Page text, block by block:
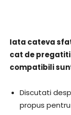
Iata cateva
cat de
compatibili
Discutati
propus